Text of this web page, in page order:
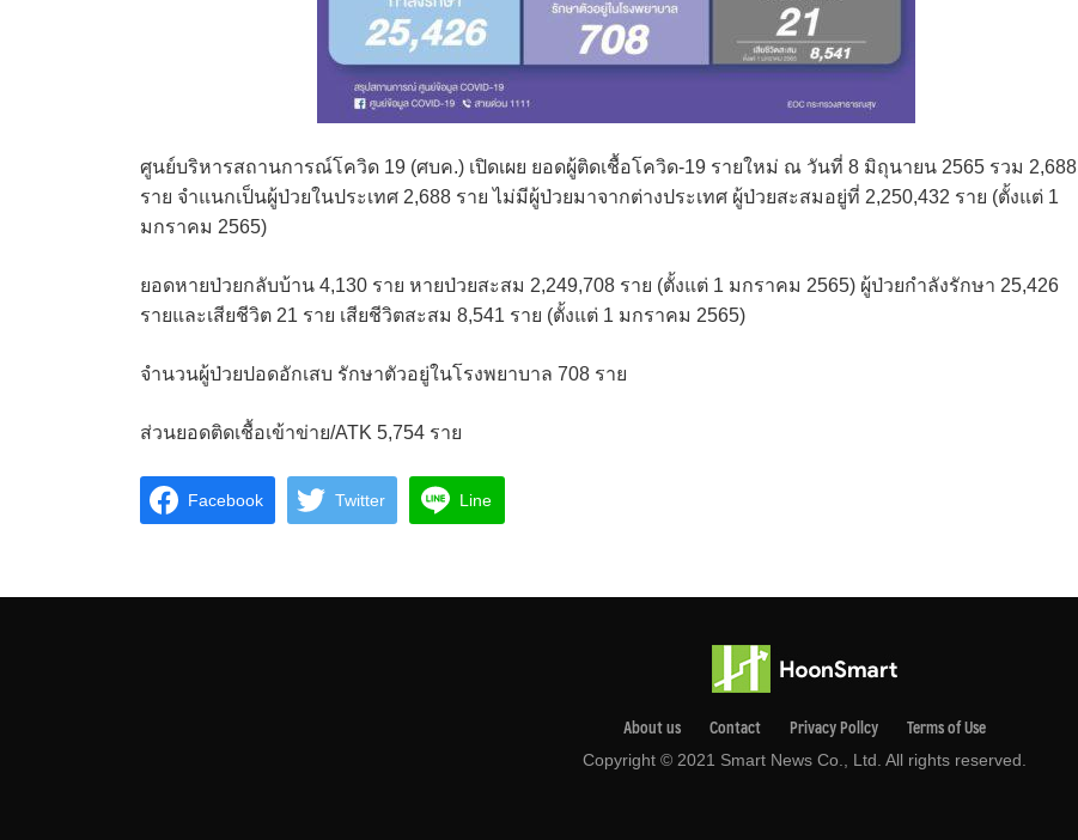
ศูนย์บริหารสถานการณ์โควิด 19 (ศบค.) เปิดเผย ยอดผู้ติดเชื้อโควิด-19 รายใหม่ ณ วันที่ 8 มิถุนายน 2565 รวม 2,688
ราย จำแนกเป็นผู้ป่วยในประเทศ 2,688 ราย ไม่มีผู้ป่วยมาจากต่างประเทศ ผู้ป่วยสะสมอยู่ที่ 2,250,432 ราย (ตั้งแต่ 1
มกราคม 2565)
ยอดหายป่วยกลับบ้าน 4,130 ราย หายป่วยสะสม 2,249,708 ราย (ตั้งแต่ 1 มกราคม 2565) ผู้ป่วยกำลังรักษา 25,426
รายและเสียชีวิต 21 ราย เสียชีวิตสะสม 8,541 ราย (ตั้งแต่ 1 มกราคม 2565)
จำนวนผู้ป่วยปอดอักเสบ รักษาตัวอยู่ในโรงพยาบาล 708 ราย
ส่วนยอดติดเชื้อเข้าข่าย/ATK 5,754 ราย
Facebook Twitter Line
About us Contact Privacy Pollcy Terms of Use
Copyright © 2021 Smart News Co., Ltd. All rights reserved.